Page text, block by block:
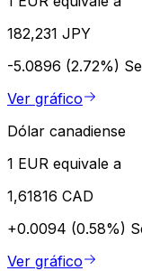
182,231 JPY
-5.0896 (2.72%)
Ver gráfico
Dólar canadiense
1 EUR equivale a
1,61816 CAD
+0.0094 (0.58%)
Ver gráfico